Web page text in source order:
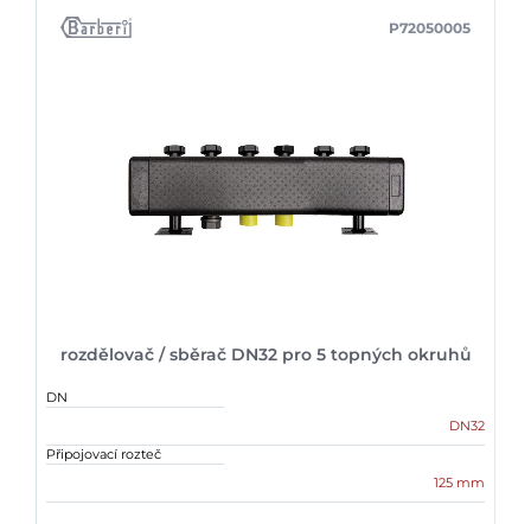
rozdělovač / sběrač DN32 pro 5 topných okruhů
P72050005
DN
DN32
Připojovací rozteč
125 mm